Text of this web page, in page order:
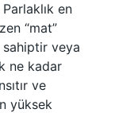
en
“mat”
sahiptir veya
ne kadar
ve
yüksek